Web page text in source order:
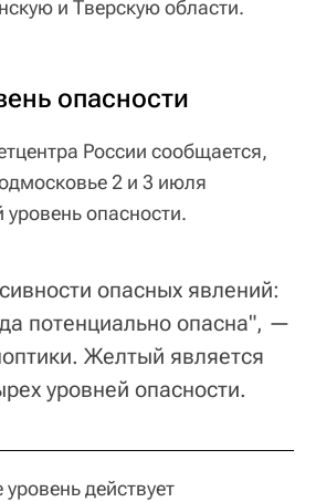
и Тверскую области.
опасности
России сообщается,
2 и 3 июля
опасности.
опасных явлений:
потенциально опасна", —
Желтый является
уровней опасности.
действует